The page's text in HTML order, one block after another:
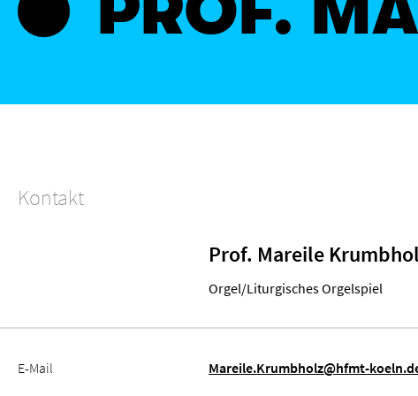
Kontakt
Prof. Mareile
Orgel/Liturgisches Orgelspiel
E-Mail Mareile.Krumbholz@hfmt-